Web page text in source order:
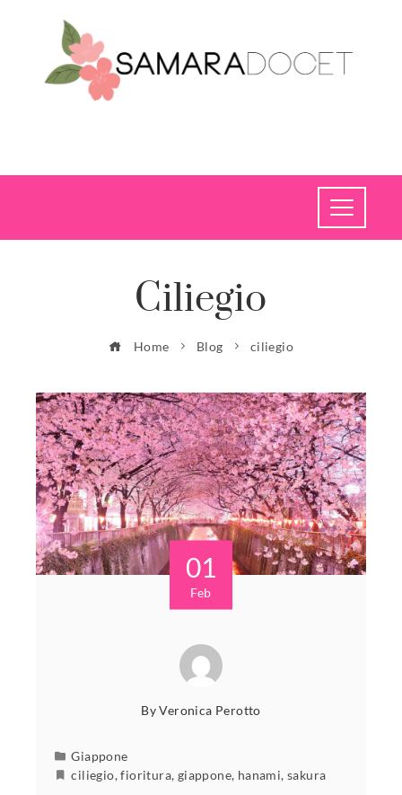
Ciliegio
Home Blog ciliegio
01
Feb
ByVeronica Perotto
Giappone
ciliegio,fioritura, giappone, hanami,sakura